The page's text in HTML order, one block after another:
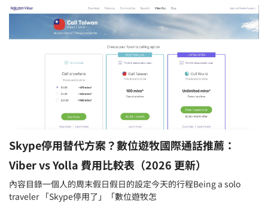
Skype停用替代方案？數位遊牧國際通話推薦：
Viber vs Yolla 費用比較表（2026 更新）
內容目錄一個人的周末假日假日的設定今天的行程Being a solo
traveler 「Skype停用了」「數位遊牧怎